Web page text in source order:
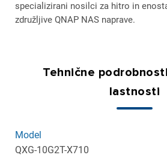
specializirani nosilci za hitro in
združljive QNAP NAS naprave.
Tehnične
lastnosti
Model
QXG-10G2T-X710